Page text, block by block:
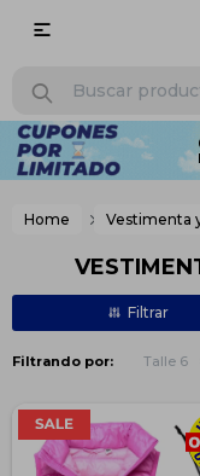

Home Vestimenta
Filtrando por: Talle 6